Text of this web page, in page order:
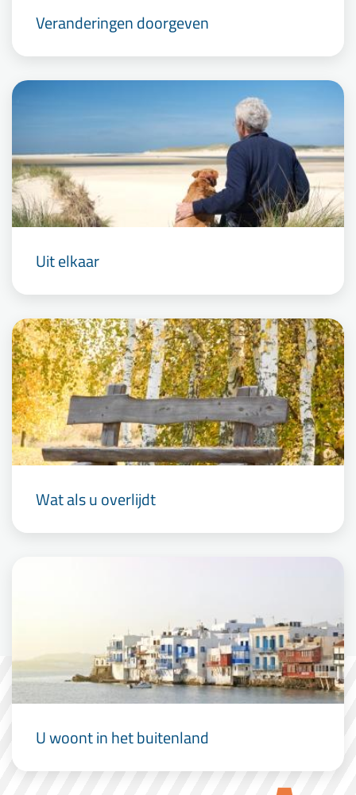
Veranderingen doorgeven
Uit elkaar
Wat als u overlijdt
U woont in het buitenland